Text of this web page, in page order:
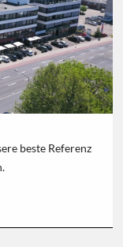
beste Referenz